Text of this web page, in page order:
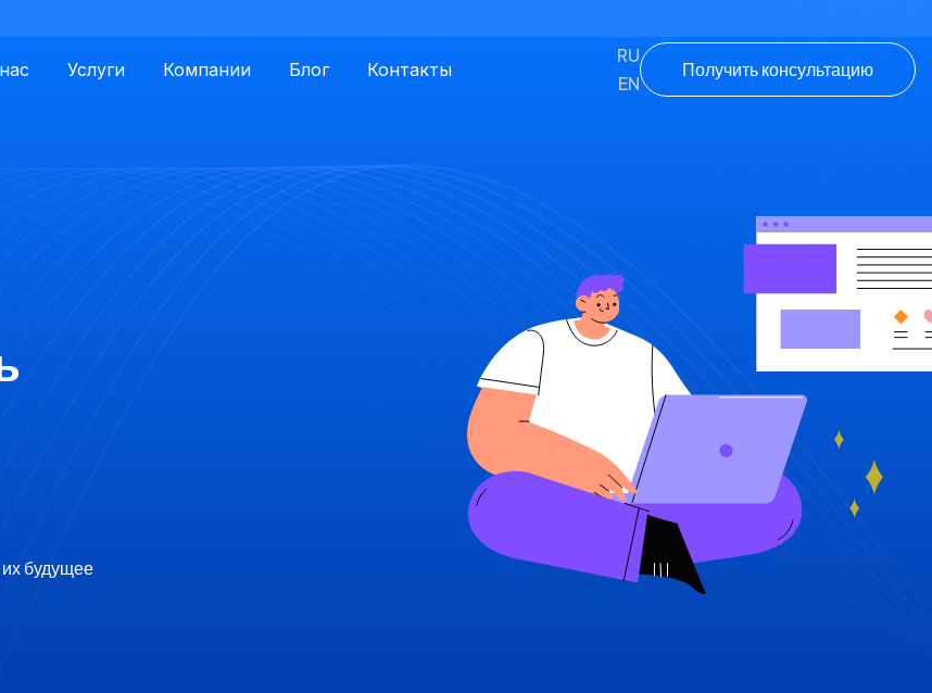
Услуги Компании Блог Контакты
RU
EN
Получить консультацию
будущее